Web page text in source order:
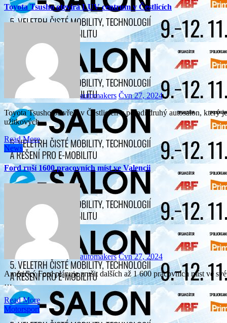
Toyota Tsusho otevírá LUV centrum v Čestlicích
automakers Čvn 27, 2024
Toyota Tsusho otevřela v Čestlicích v pořadí druhý autosalon, který je zároveň prvním zcela nově postaveným centrem
užitkových…
Read More
News
Ford ruší 1600 pracovních míst ve Valencii
automakers Čvn 27, 2024
Americký Ford plánuje zrušit dalších až 1 600 pracovních míst ve svém montážním závodě ve španělské Valencii. Automobilka,
…
Read More
Motorsport